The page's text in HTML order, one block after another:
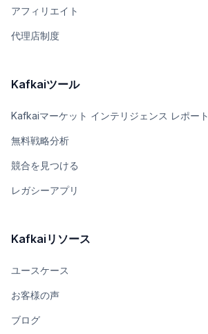
アフィリエイト
代理店制度
Kafkaiツール
Kafkaiマーケット インテリジェンス レポート
無料戦略分析
競合を見つける
レガシーアプリ
Kafkaiリソース
ユースケース
お客様の声
ブログ